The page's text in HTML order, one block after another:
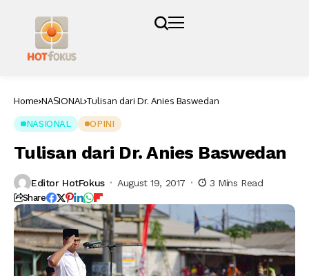
Home NASIONAL Tulisan dari Dr. Anies Baswedan
NASIONAL OPINI
Tulisan dari Dr. Anies Baswedan
Editor HotFokus August 19, 2017 3 Mins Read
Share